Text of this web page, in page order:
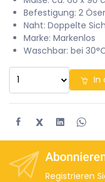
Befestigung: 2
Naht: Doppelte
Marke: Markenlos
Waschbar: bei
In
X
Registrieren